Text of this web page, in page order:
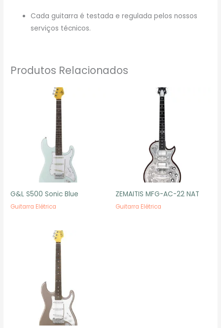
Cada guitarra é testada e regulada pelos nossos
serviços técnicos.
Produtos Relacionados
G&L S500 Sonic Blue
Guitarra Elétrica
ZEMAITIS MFG-AC-22 NAT
Guitarra Elétrica